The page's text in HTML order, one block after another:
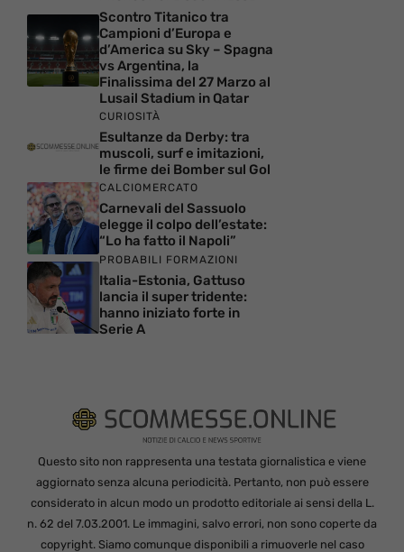
Scontro Titanico tra
Campioni d’Europa e
d’America su Sky – Spagna
vs Argentina, la
Finalissima del 27 Marzo al
Lusail Stadium in Qatar
CURIOSITÀ
Esultanze da Derby: tra
muscoli, surf e imitazioni,
le firme dei Bomber sul Gol
CALCIOMERCATO
Carnevali del Sassuolo
elegge il colpo dell’estate:
“Lo ha fatto il Napoli”
PROBABILI FORMAZIONI
Italia-Estonia, Gattuso
lancia il super tridente:
hanno iniziato forte in
Serie A
Questo sito non rappresenta una testata giornalistica e viene
aggiornato senza alcuna periodicità. Pertanto, non può essere
considerato in alcun modo un prodotto editoriale ai sensi della L.
n. 62 del 7.03.2001. Le immagini, salvo errori, non sono coperte da
copyright. Siamo comunque disponibili a rimuoverle nel caso